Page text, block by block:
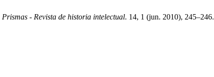
Prismas - Revista de historia intelectual. 14, 1 (jun. 2010), 245–246.